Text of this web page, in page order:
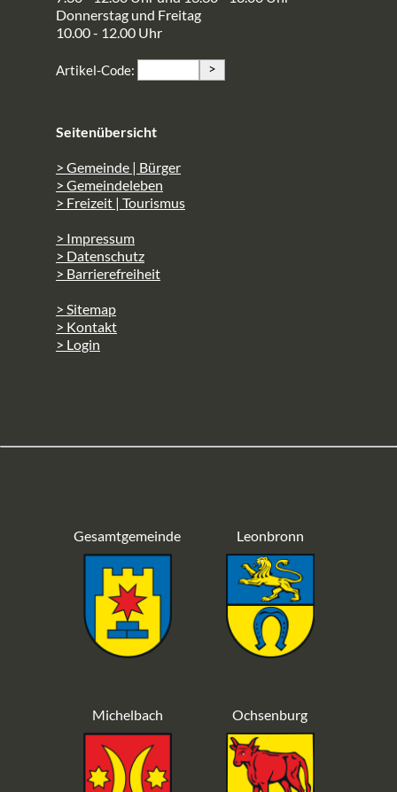
Donnerstag und Freitag
10.00 - 12.00 Uhr
Artikel-Code: >
Seitenübersicht
> Gemeinde | Bürger
> Gemeindeleben
> Freizeit | Tourismus
> Impressum
> Datenschutz
> Barrierefreiheit
> Sitemap
> Kontakt
> Login
Gesamtgemeinde Leonbronn
Michelbach Ochsenburg